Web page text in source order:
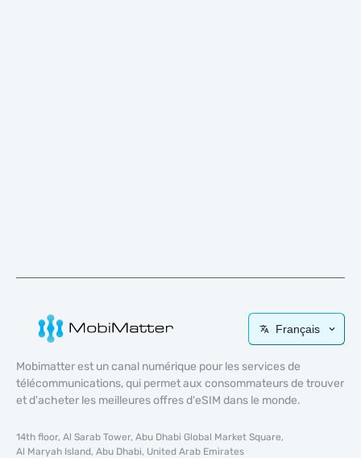
Français
Mobimatter est un canal numérique pour les services de
télécommunications, qui permet aux consommateurs de trouver
et d'acheter les meilleures offres d'eSIM dans le monde.
14th floor, Al Sarab Tower, Abu Dhabi Global Market Square,
Al Maryah Island, Abu Dhabi, United Arab Emirates